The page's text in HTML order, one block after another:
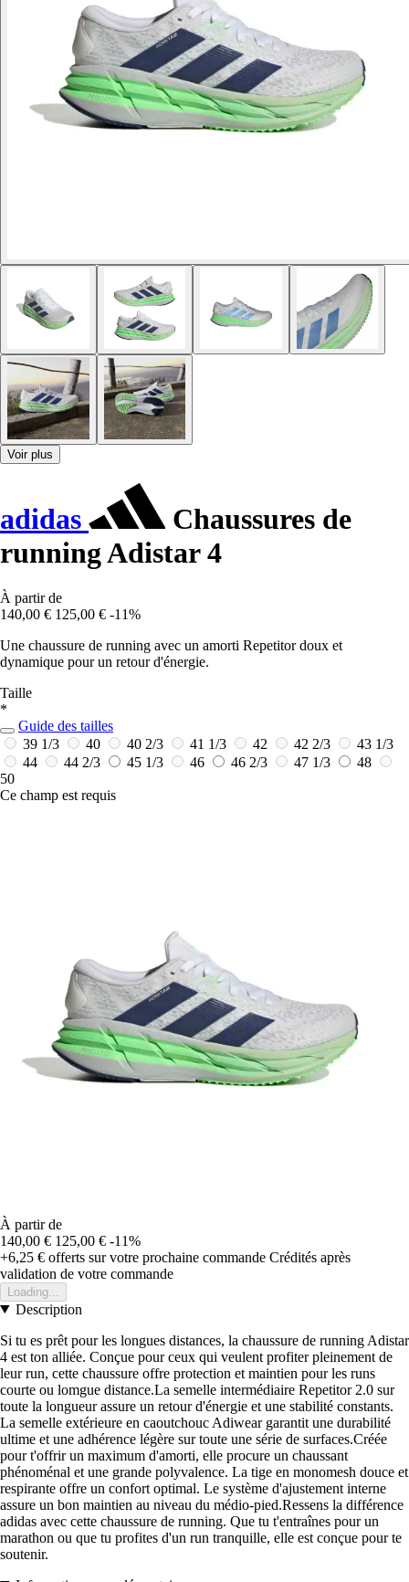
Voir plus
adidas
Chaussures de
running Adistar 4
À partir de
140,00 € 125,00 € -11%
Une chaussure de running avec un amorti Repetitor doux et
dynamique pour un retour d'énergie.
Taille
*
Guide des tailles
39 1/3
40 40 2/3 41 1/3 42 42 2/3
43 1/3
44
44 2/3 45 1/3 46 46 2/3 47 1/3
48
50
Ce champ est requis
À partir de
140,00 € 125,00 € -11%
+6,25 € offerts sur votre prochaine commande Crédités après
validation de votre commande
Loading...
Description
Si tu es prêt pour les longues distances, la chaussure de running Adistar
4 est ton alliée. Conçue pour ceux qui veulent profiter pleinement de
leur run, cette chaussure offre protection et maintien pour les runs
courte ou lomgue distance.La semelle intermédiaire Repetitor 2.0 sur
toute la longueur assure un retour d'énergie et une stabilité constants.
La semelle extérieure en caoutchouc Adiwear garantit une durabilité
ultime et une adhérence légère sur toute une série de surfaces.Créée
pour t'offrir un maximum d'amorti, elle procure un chaussant
phénoménal et une grande polyvalence. La tige en monomesh douce et
respirante offre un confort optimal. Le système d'ajustement interne
assure un bon maintien au niveau du médio-pied.Ressens la différence
adidas avec cette chaussure de running. Que tu t'entraînes pour un
marathon ou que tu profites d'un run tranquille, elle est conçue pour te
soutenir.